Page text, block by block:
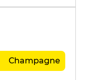
Champagne